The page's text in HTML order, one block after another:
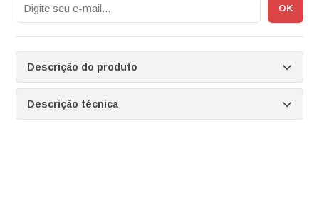
Descrição do produto
Descrição técnica